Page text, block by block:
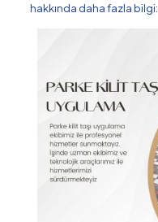
hakkında daha fazla bilgi: